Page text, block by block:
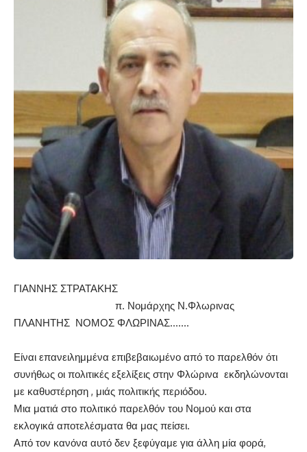
ΓΙΑΝΝΗΣ ΣΤΡΑΤΑΚΗΣ
π. Νομάρχης Ν.Φλωρινας
ΠΛΑΝΗΤΗΣ ΝΟΜΟΣ ΦΛΩΡΙΝΑΣ…….
Είναι επανειλημμένα επιβεβαιωμένο από το παρελθόν ότι
συνήθως οι πολιτικές εξελίξεις στην Φλώρινα εκδηλώνονται
με καθυστέρηση , μιάς πολιτικής περιόδου.
Μια ματιά στο πολιτικό παρελθόν του Νομού και στα
εκλογικά αποτελέσματα θα μας πείσει.
Από τον κανόνα αυτό δεν ξεφύγαμε για άλλη μία φορά,